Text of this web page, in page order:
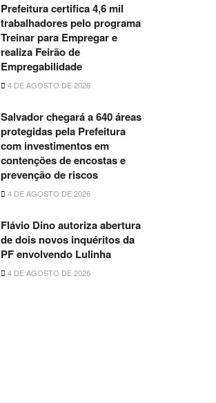
Prefeitura certifica 4,6 mil
trabalhadores pelo programa
Treinar para Empregar e
realiza Feirão de
Empregabilidade
4 DE AGOSTO DE 2026
Salvador chegará a 640 áreas
protegidas pela Prefeitura
com investimentos em
contenções de encostas e
prevenção de riscos
4 DE AGOSTO DE 2026
Flávio Dino autoriza abertura
de dois novos inquéritos da
PF envolvendo Lulinha
4 DE AGOSTO DE 2026